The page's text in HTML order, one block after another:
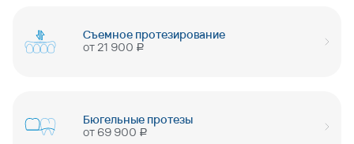
Съемное протезирование
от 21 900 руб
Бюгельные протезы
от 69 900 руб